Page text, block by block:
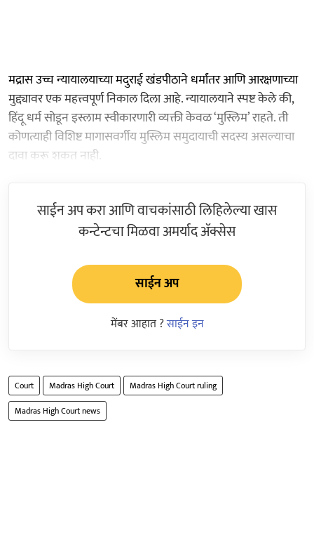
मद्रास उच्च न्यायालयाच्या मदुराई खंडपीठाने धर्मांतर आणि आरक्षणाच्या
मुद्द्यावर एक महत्त्वपूर्ण निकाल दिला आहे. न्यायालयाने स्पष्ट केले की,
हिंदू धर्म सोडून इस्लाम स्वीकारणारी व्यक्ती केवळ ‘मुस्लिम’ राहते. ती
कोणत्याही विशिष्ट मागासवर्गीय मुस्लिम समुदायाची सदस्य असल्याचा
दावा करू शकत नाही.
साईन अप करा आणि वाचकांसाठी लिहिलेल्या खास
कन्टेन्टचा मिळवा अमर्याद ॲक्सेस
साईन अप
मेंबर आहात ?साईन इन
Court Madras High Court
Madras High Court ruling
Madras High Court news